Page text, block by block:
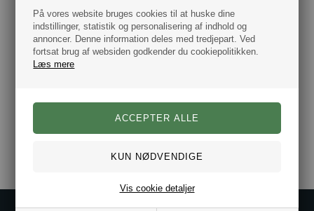
På vores website bruges cookies til at huske dine
indstillinger, statistik og personalisering af indhold og
annoncer. Denne information deles med tredjepart. Ved
fortsat brug af websiden godkender du cookiepolitikken.
Læs mere
Vis cookie detaljer
Bredde 7 cm.
Normal Længde 152 cm.
Stof polyester.